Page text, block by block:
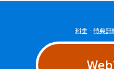
料金 ・ 特典詳